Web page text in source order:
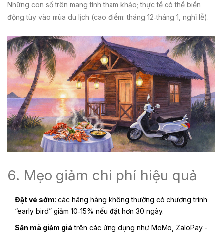
Những con số trên mang tính tham khảo; thực tế có thể biến
động tùy vào mùa du lịch (cao điểm: tháng 12‑tháng 1, nghỉ lễ).
6. Mẹo giảm chi phí hiệu quả
Đặt vé sớm: các hãng hàng không thường có chương trình
“early bird” giảm 10‑15% nếu đặt hơn 30 ngày.
Săn mã giảm giá trên các ứng dụng như MoMo, ZaloPay -